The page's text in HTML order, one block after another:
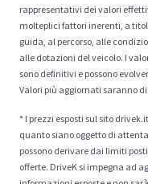
rappresentativi dei valori
molteplici fattori inerenti, a
guida, al percorso, alle
alle dotazioni del veicolo. I
sono definitivi e possono
Valori più aggiornati saranno
* I prezzi esposti sul sito
quanto siano oggetto di
possono derivare dai limiti
offerte. DriveK si impegna ad